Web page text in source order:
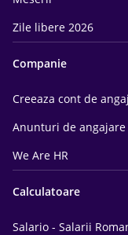
Zile libere 2026
Companie
Creeaza cont de
Anunturi de angajare
We Are HR
Calculatoare
Salario - Salarii